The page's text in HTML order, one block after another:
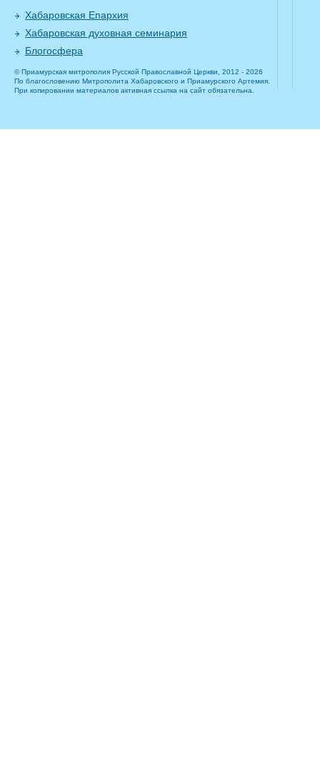
Хабаровская Епархия
Хабаровская духовная семинария
Блогосфера
© Приамурская митрополия Русской Православной Церкви, 2012 - 2026
По благословению Митрополита Хабаровского и Приамурского Артемия.
При копировании материалов активная ссылка на сайт обязательна.